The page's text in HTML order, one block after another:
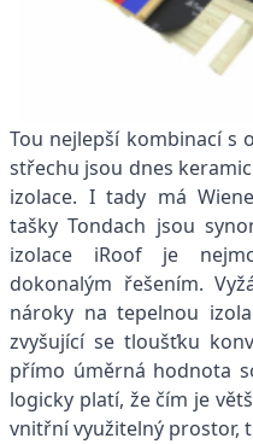
Tou nejlepší kombinací s
střechu jsou dnes
izolace. I tady má
tašky Tondach jsou
izolace iRoof je
dokonalým řešením.
nároky na tepelnou
zvyšující se tloušťku
přímo úměrná hodnota
logicky platí, že čím je
vnitřní využitelný prostor,